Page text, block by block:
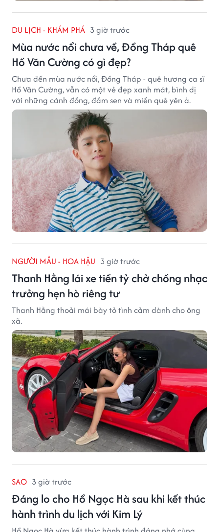
DU LỊCH - KHÁM PHÁ 3 giờ trước
Mùa nước nổi chưa về, Đồng Tháp quê
Hồ Văn Cường có gì đẹp?
Chưa đến mùa nước nổi, Đồng Tháp - quê hương ca sĩ
Hồ Văn Cường, vẫn có một vẻ đẹp xanh mát, bình dị
với những cánh đồng, đầm sen và miền quê yên ả.
NGƯỜI MẪU - HOA HẬU 3 giờ trước
Thanh Hằng lái xe tiền tỷ chở chồng nhạc
trưởng hẹn hò riêng tư
Thanh Hằng thoải mái bày tỏ tình cảm dành cho ông
xã.
SAO 3 giờ trước
Đáng lo cho Hồ Ngọc Hà sau khi kết thúc
hành trình du lịch với Kim Lý